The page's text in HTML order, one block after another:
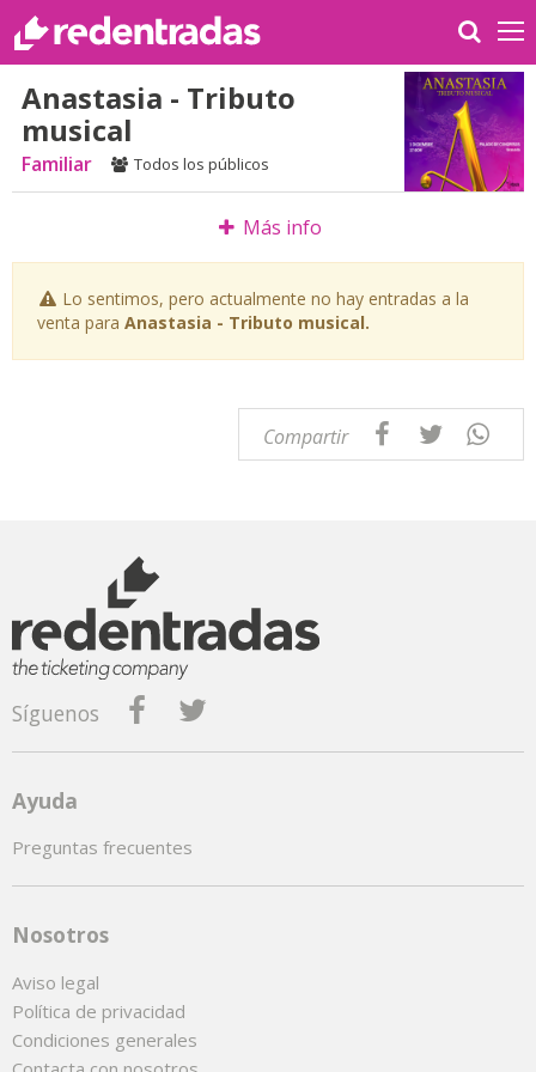
Anastasia - Tributo
musical
Familiar Todos los públicos
Más info
Lo sentimos, pero actualmente no hay entradas a la
venta para Anastasia - Tributo musical.
Compartir
Síguenos
Ayuda
Preguntas frecuentes
Nosotros
Aviso legal
Política de privacidad
Condiciones generales